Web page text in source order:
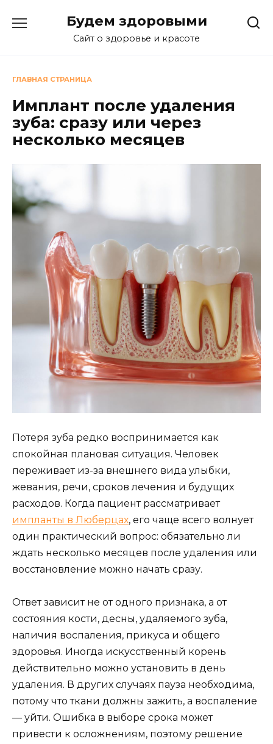
Будем здоровыми
Сайт о здоровье и красоте
ГЛАВНАЯ СТРАНИЦА
Имплант после удаления
зуба: сразу или через
несколько месяцев
Потеря зуба редко воспринимается как
спокойная плановая ситуация. Человек
переживает из-за внешнего вида улыбки,
жевания, речи, сроков лечения и будущих
расходов. Когда пациент рассматривает
импланты в Люберцах, его чаще всего волнует
один практический вопрос: обязательно ли
ждать несколько месяцев после удаления или
восстановление можно начать сразу.
Ответ зависит не от одного признака, а от
состояния кости, десны, удаляемого зуба,
наличия воспаления, прикуса и общего
здоровья. Иногда искусственный корень
действительно можно установить в день
удаления. В других случаях пауза необходима,
потому что ткани должны зажить, а воспаление
— уйти. Ошибка в выборе срока может
привести к осложнениям, поэтому решение